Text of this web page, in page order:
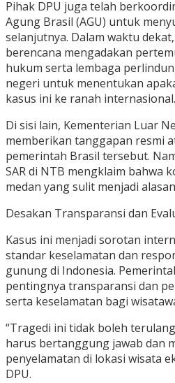
Pihak DPU juga telah
Agung Brasil (AGU) untuk
selanjutnya. Dalam waktu
berencana mengadakan
hukum serta lembaga
negeri untuk menentukan
kasus ini ke ranah internasional.
Di sisi lain, Kementerian Luar
memberikan tanggapan resmi
pemerintah Brasil tersebut.
SAR di NTB mengklaim bahwa
medan yang sulit menjadi
Desakan Transparansi dan
Kasus ini menjadi sorotan
standar keselamatan dan
gunung di Indonesia.
pentingnya transparansi dan
serta keselamatan bagi
“Tragedi ini tidak boleh
harus bertanggung jawab dan
penyelamatan di lokasi wisata
DPU.